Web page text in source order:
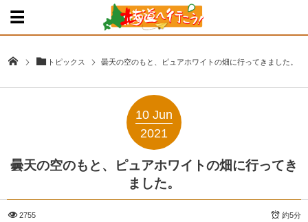
トピックス 曇天の空のもと、ピュアホワイトの畑に行ってきました。
10 Jun
2021
曇天の空のもと、ピュアホワイトの畑に行ってき
ました。
2755 約5分